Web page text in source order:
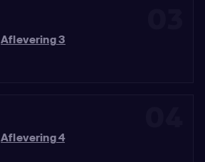
Aflevering 3
Aflevering 4